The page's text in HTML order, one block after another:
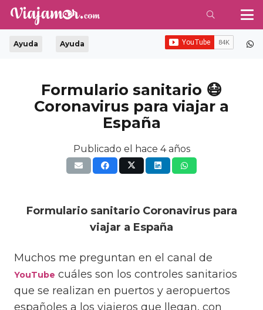
Ayuda Ayuda
Formulario sanitario 😷
Coronavirus para viajar a
España
Publicado el hace 4 años
Formulario sanitario Coronavirus para
viajar a España
Muchos me preguntan en el canal de
YouTube cuáles son los controles sanitarios
que se realizan en puertos y aeropuertos
españoles a los viajeros que llegan, con